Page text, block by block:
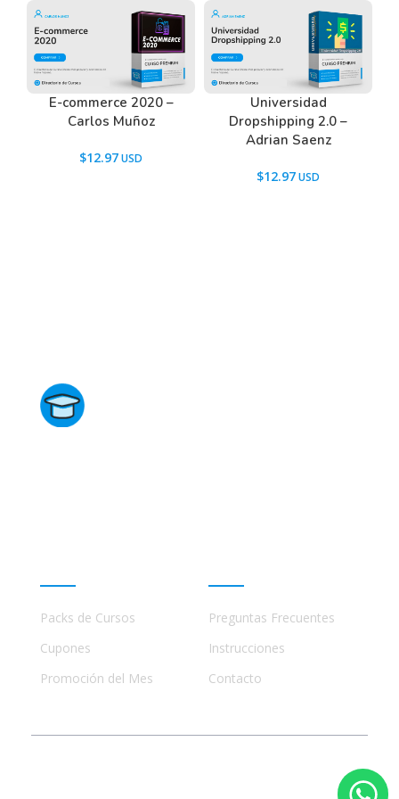
Tenemos un listado de todas las preguntas que
hacen nuestros usuarios antes de comprar y
descargar los recursos WordPress.
Ir a las Preguntas Frecuentes
, o también puedes
E-commerce 2020 –
Carlos Muñoz
$12.97
Universidad
Dropshipping 2.0 –
Adrian Saenz
$12.97
Packs de Cursos
Cupones
Promoción del Mes
Preguntas Frecuentes
Instrucciones
Contacto